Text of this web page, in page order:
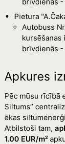
Pietura
Autobuss
kursēšanas
brīvdienās
Apkures
Pēc mūsu rīcībā
Siltums”
ēkas
Atbilstoši tam,
1.00 EUR/m²